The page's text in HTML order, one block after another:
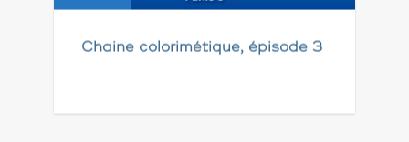
Chaine colorimétique, épisode 3